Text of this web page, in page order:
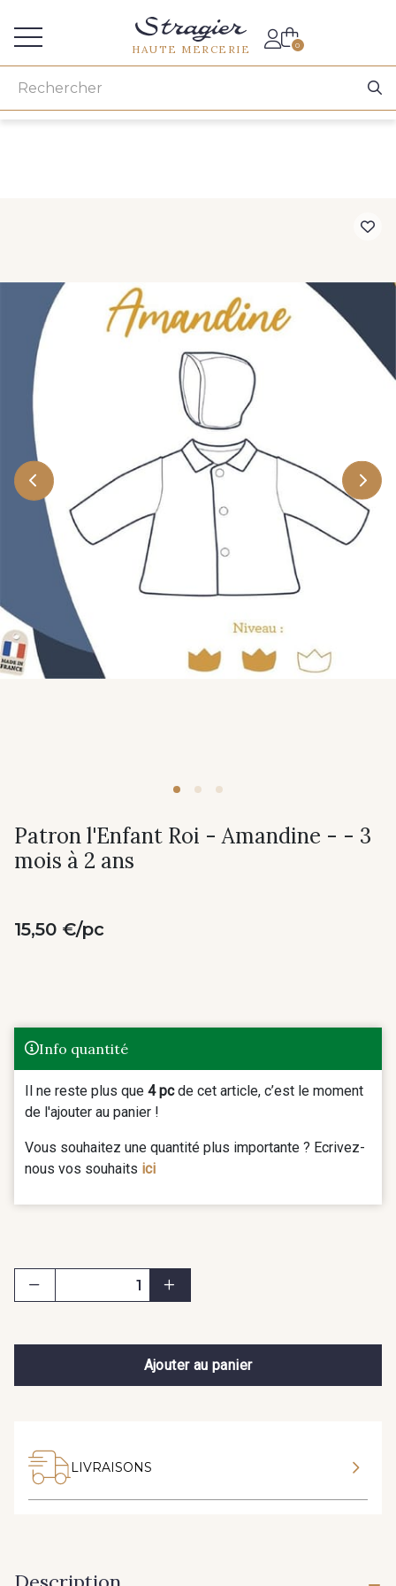
HAUTE MERCERIE 0
Patron l'Enfant Roi - Amandine - - 3
mois à 2 ans
15,50 €/pc
Info quantité
Il ne reste plus que 4 pcde cet article, c’est le moment
de l'ajouter au panier !
Vous souhaitez une quantité plus importante ? Ecrivez-
nous vos souhaits ici
Ajouter au panier
LIVRAISONS